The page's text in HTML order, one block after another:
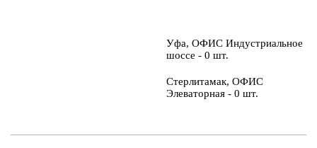
Уфа, ОФИС Индустриальное
шоссе - 0 шт.
Стерлитамак, ОФИС
Элеваторная - 0 шт.